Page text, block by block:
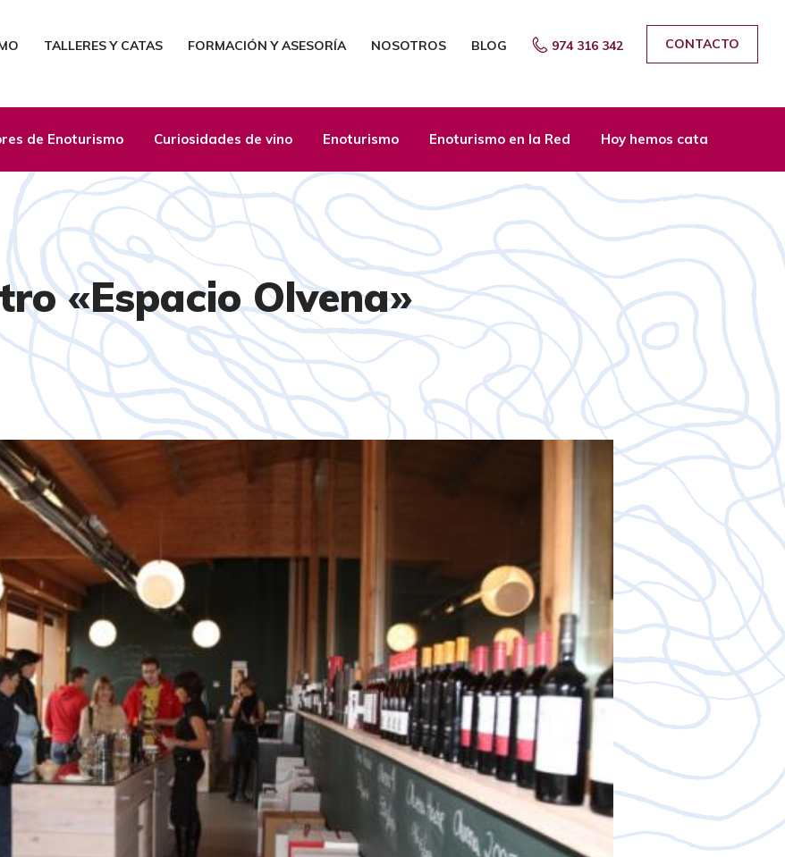
TALLERES Y CATAS FORMACIÓN Y ASESORÍA NOSOTROS BLOG 974 316 342 CONTACTO
de Enoturismo Curiosidades de vino Enoturismo Enoturismo en la Red Hoy hemos catado
«Espacio Olvena»